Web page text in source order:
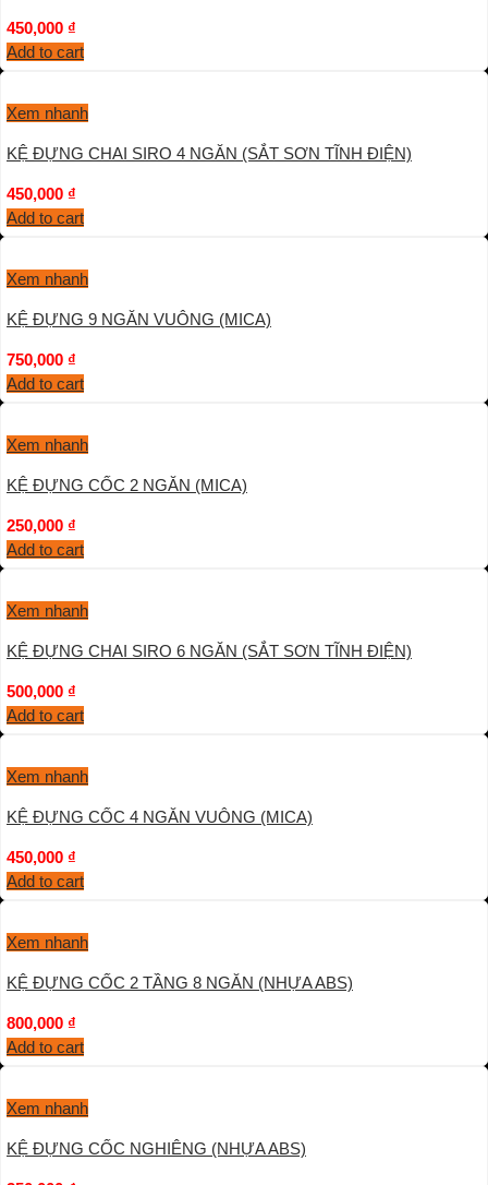
450,000 ₫
Add to cart
Xem nhanh
KỆ ĐỰNG CHAI SIRO 4 NGĂN (SẮT SƠN TĨNH ĐIỆN)
450,000 ₫
Add to cart
Xem nhanh
KỆ ĐỰNG 9 NGĂN VUÔNG (MICA)
750,000 ₫
Add to cart
Xem nhanh
KỆ ĐỰNG CỐC 2 NGĂN (MICA)
250,000 ₫
Add to cart
Xem nhanh
KỆ ĐỰNG CHAI SIRO 6 NGĂN (SẮT SƠN TĨNH ĐIỆN)
500,000 ₫
Add to cart
Xem nhanh
KỆ ĐỰNG CỐC 4 NGĂN VUÔNG (MICA)
450,000 ₫
Add to cart
Xem nhanh
KỆ ĐỰNG CỐC 2 TẦNG 8 NGĂN (NHỰA ABS)
800,000 ₫
Add to cart
Xem nhanh
KỆ ĐỰNG CỐC NGHIÊNG (NHỰA ABS)